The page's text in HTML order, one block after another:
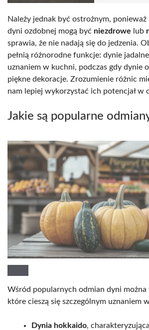
Należy jednak być ostrożnym,
dyni ozdobnej mogą być niezdrowe lub
sprawia, że nie nadają się do jedzenia.
pełnią różnorodne funkcje: dynie
uznaniem w kuchni, podczas gdy dynie
piękne dekoracje. Zrozumienie różnic
nam lepiej wykorzystać ich potencjał w
Jakie są popularne
Wśród popularnych odmian dyni
które cieszą się szczególnym uznaniem
Dynia hokkaido,